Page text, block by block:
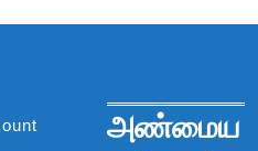
அண்மைய